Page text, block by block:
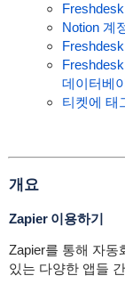
Notion 계
데이터베
티켓에 태
개요
Zapier 이용하기
Zapier를 통해 자동
있는 다양한 앱들